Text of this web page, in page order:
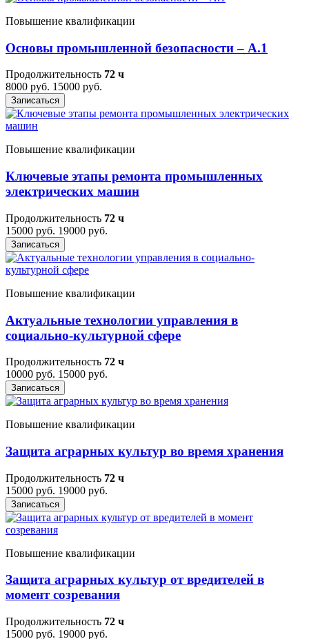
Повышение квалификации
Основы промышленной безопасности – A.1
Продолжительность 72 ч
8000 руб. 15000 руб.
Записаться
Повышение квалификации
Ключевые этапы ремонта промышленных
электрических машин
Продолжительность 72 ч
15000 руб. 19000 руб.
Записаться
Повышение квалификации
Актуальные технологии управления в
социально-культурной сфере
Продолжительность 72 ч
10000 руб. 15000 руб.
Записаться
Повышение квалификации
Защита аграрных культур во время хранения
Продолжительность 72 ч
15000 руб. 19000 руб.
Записаться
Повышение квалификации
Защита аграрных культур от вредителей в
момент созревания
Продолжительность 72 ч
15000 руб. 19000 руб.